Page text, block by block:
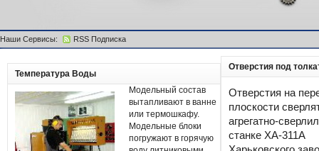
Наши Сервисы: RSS Подписка
Температура Воды
Модельный состав
вытапливают в ванне
или термошкафу.
Модельные блоки
погружают в горячую
Отверстия под
Отверстия на
плоскости
агрегатно-
станке ХА-311А